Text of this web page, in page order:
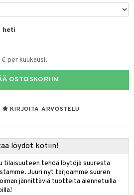
heti
€ per kuukausi.
OSTOSKORIIN
KIRJOITA ARVOSTELU
löydöt kotiin!
tilaisuuteen tehdä löytöjä suuresta
Juuri nyt tarjoamme suuren
jännittäviä tuotteita alennetuilla